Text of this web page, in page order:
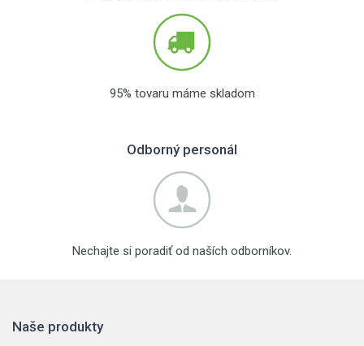
95% tovaru máme skladom
Odborný personál
Nechajte si poradiť od naších odborníkov.
Naše produkty